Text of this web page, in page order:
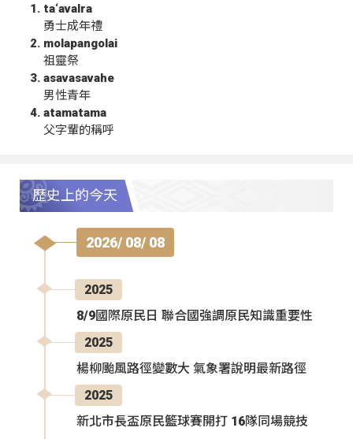
ta‘avalra
勇士成年禮
molapangolai
祖靈祭
asavasavahe
男性青年
atamatama
父字輩的稱呼
歷史上的今天
2026/ 08/ 08
2025
8/9國際原民日 聯合國強調原民知識重要性
2025
楊柳颱風路徑變數大 氣象署說明最新路徑
2025
新北市長盃原民籃球賽開打 16隊同場競技